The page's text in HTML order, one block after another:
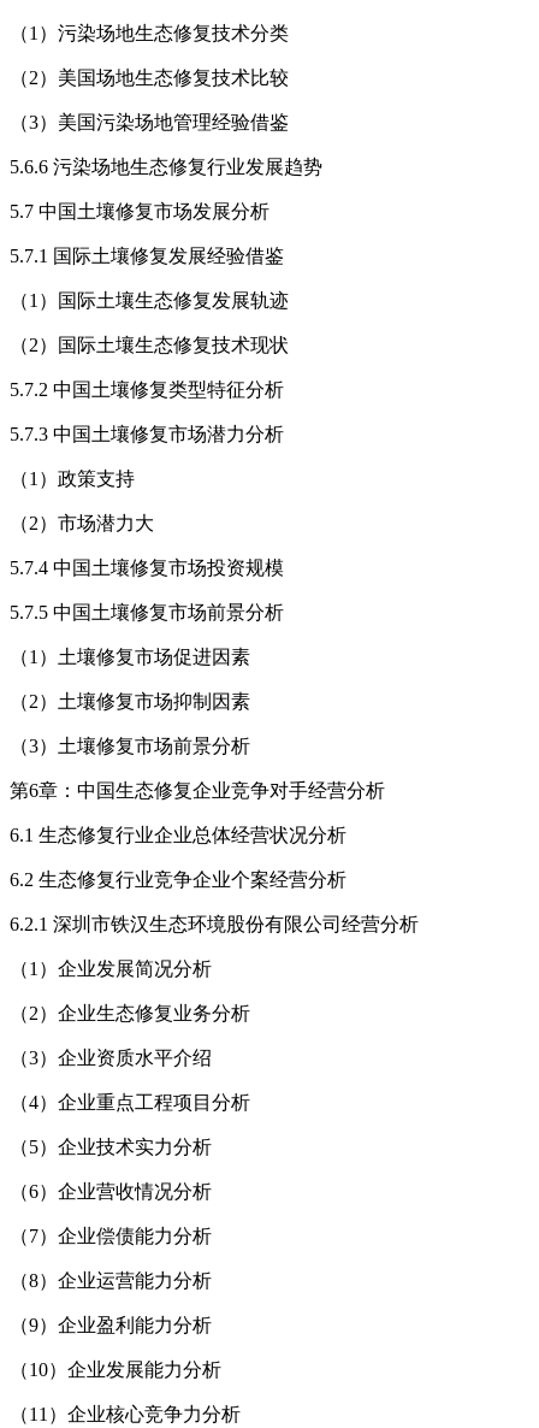
（1）污染场地生态修复技术分类
（2）美国场地生态修复技术比较
（3）美国污染场地管理经验借鉴
5.6.6 污染场地生态修复行业发展趋势
5.7 中国土壤修复市场发展分析
5.7.1 国际土壤修复发展经验借鉴
（1）国际土壤生态修复发展轨迹
（2）国际土壤生态修复技术现状
5.7.2 中国土壤修复类型特征分析
5.7.3 中国土壤修复市场潜力分析
（1）政策支持
（2）市场潜力大
5.7.4 中国土壤修复市场投资规模
5.7.5 中国土壤修复市场前景分析
（1）土壤修复市场促进因素
（2）土壤修复市场抑制因素
（3）土壤修复市场前景分析
第6章：中国生态修复企业竞争对手经营分析
6.1 生态修复行业企业总体经营状况分析
6.2 生态修复行业竞争企业个案经营分析
6.2.1 深圳市铁汉生态环境股份有限公司经营分析
（1）企业发展简况分析
（2）企业生态修复业务分析
（3）企业资质水平介绍
（4）企业重点工程项目分析
（5）企业技术实力分析
（6）企业营收情况分析
（7）企业偿债能力分析
（8）企业运营能力分析
（9）企业盈利能力分析
（10）企业发展能力分析
（11）企业核心竞争力分析